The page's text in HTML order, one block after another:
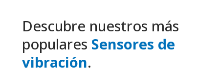
Descubre nuestros más
populares Sensores de
vibración.